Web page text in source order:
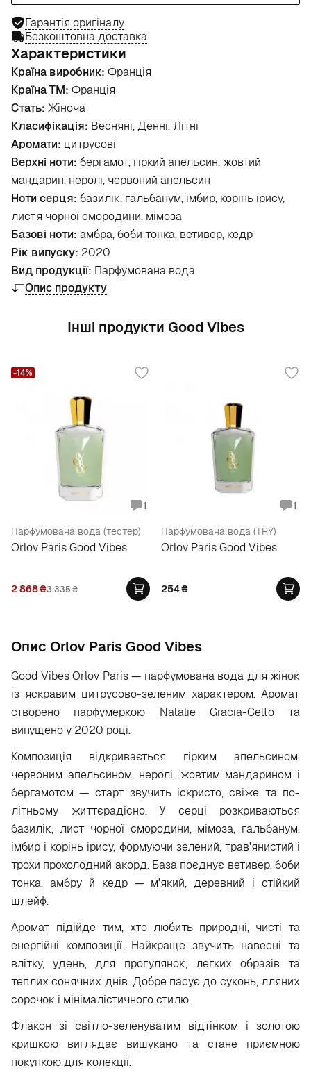
Гарантія оригіналу
Безкоштовна доставка
Характеристики
Країна виробник: Франція
Країна ТМ: Франція
Стать: Жіноча
Класифікація: Весняні, Денні, Літні
Аромати: цитрусові
Верхні ноти: бергамот, гіркий апельсин, жовтий
мандарин, неролі, червоний апельсин
Ноти серця: базилік, гальбанум, імбир, корінь ірису,
листя чорної смородини, мімоза
Базові ноти: амбра, боби тонка, ветивер, кедр
Рік випуску: 2020
Вид продукції: Парфумована вода
Опис продукту
Інші продукти Good Vibes
1
Парфумована вода (тестер)
Orlov Paris Good Vibes
2 868₴3 335₴
-14%
1
Парфумована вода (TRY)
Orlov Paris Good Vibes
254₴
Опис Orlov Paris Good Vibes
Good Vibes Orlov Paris — парфумована вода для жінок
із яскравим цитрусово-зеленим характером. Аромат
створено парфумеркою Natalie Gracia-Cetto та
випущено у 2020 році.
Композиція відкривається гірким апельсином,
червоним апельсином, неролі, жовтим мандарином і
бергамотом — старт звучить іскристо, свіже та по-
літньому життєрадісно. У серці розкриваються
базилік, лист чорної смородини, мімоза, гальбанум,
імбир і корінь ірису, формуючи зелений, трав'янистий і
трохи прохолодний акорд. База поєднує ветивер, боби
тонка, амбру й кедр — м'який, деревний і стійкий
шлейф.
Аромат підійде тим, хто любить природні, чисті та
енергійні композиції. Найкраще звучить навесні та
влітку, удень, для прогулянок, легких образів та
теплих сонячних днів. Добре пасує до суконь, лляних
сорочок і мінімалістичного стилю.
Флакон зі світло-зеленуватим відтінком і золотою
кришкою виглядає вишукано та стане приємною
покупкою для колекції.